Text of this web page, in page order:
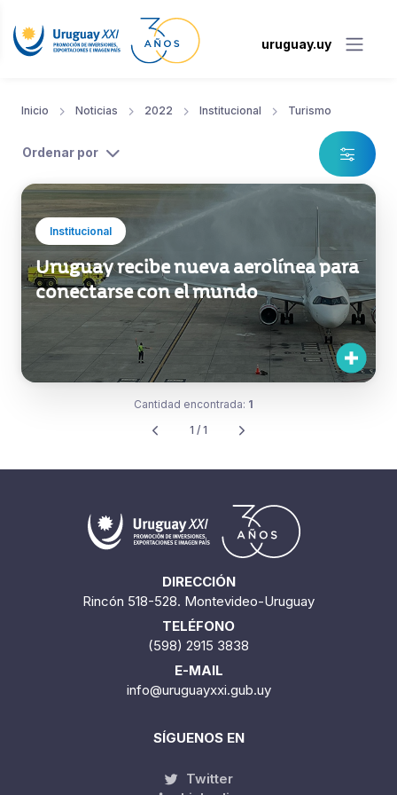
uruguay.uy
Inicio Noticias 2022 Institucional Turismo
Ordenar por
Institucional
Uruguay recibe nueva aerolínea para
conectarse con el mundo
Cantidad encontrada: 1
1 / 1
DIRECCIÓN
Rincón 518-528. Montevideo-Uruguay
TELÉFONO
(598) 2915 3838
E-MAIL
info@uruguayxxi.gub.uy
SÍGUENOS EN
Twitter